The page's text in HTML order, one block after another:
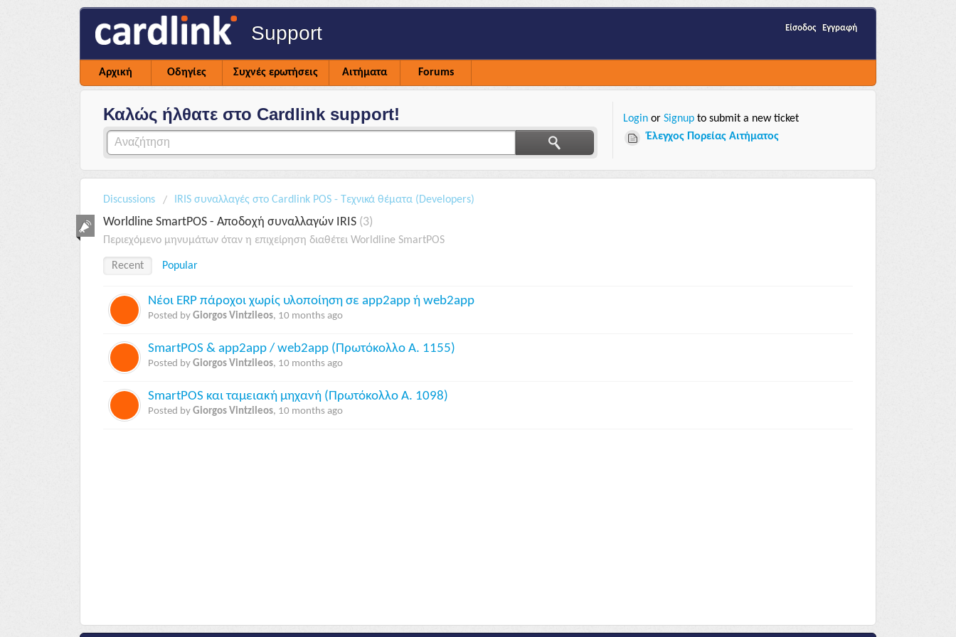
Support Είσοδος Εγγραφή
Αρχική Οδηγίες Συχνές ερωτήσεις Αιτήματα Forums
Καλώς ήλθατε στο Cardlink support! Login orSignup to submit a new ticket
Έλεγχος Πορείας Αιτήματος
Discussions IRIS συναλλαγές στο Cardlink POS - Τεχνικά θέματα (Developers)
Worldline SmartPOS - Αποδοχή συναλλαγών IRIS 3
Περιεχόμενο μηνυμάτων όταν η επιχείρηση διαθέτει Worldline SmartPOS
Recent Popular
Νέοι ERP πάροχοι χωρίς υλοποίηση σε app2app ή web2app
Posted byGiorgos Vintzileos, 10 months ago
SmartPOS & app2app / web2app (Πρωτόκολλο Α. 1155)
Posted byGiorgos Vintzileos, 10 months ago
SmartPOS και ταμειακή μηχανή (Πρωτόκολλο Α. 1098)
Posted byGiorgos Vintzileos, 10 months ago